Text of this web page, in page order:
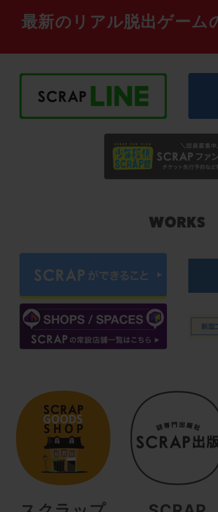
最新のリアル脱出ゲーム